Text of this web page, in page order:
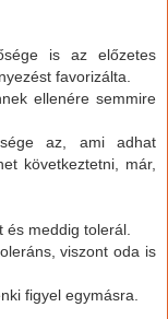
is az előzetes
favorizálta.
ellenére semmire
az, ami adhat
következtetni, már,
meddig tolerál.
viszont oda is
figyel egymásra.